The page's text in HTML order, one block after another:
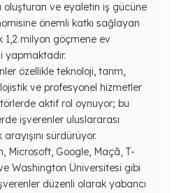
oluşturan ve eyaletin iş gücüne
önemli katkı sağlayan
1,2 milyon göçmene ev
yapmaktadır.
özellikle teknoloji, tarım,
ve profesyonel hizmetler
aktif rol oynuyor; bu
işverenler uluslararası
sürdürüyor.
Microsoft, Google, Maçã, T-
Washington Üniversitesi gibi
düzenli olarak yabancı